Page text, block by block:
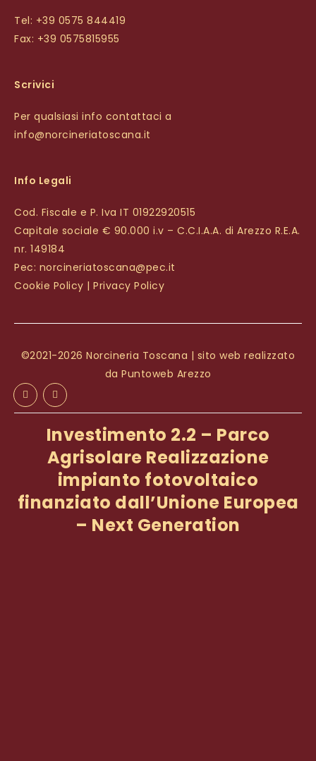
Tel: +39 0575 844419
Fax: +39 0575815955
Scrivici
Per qualsiasi info contattaci a
info@norcineriatoscana.it
Info Legali
Cod. Fiscale e P. Iva IT 01922920515
Capitale sociale € 90.000 i.v – C.C.I.A.A. di Arezzo R.E.A.
nr. 149184
Pec: norcineriatoscana@pec.it
Cookie Policy | Privacy Policy
©2021-2026 Norcineria Toscana | sito web realizzato
da Puntoweb Arezzo
Investimento 2.2 – Parco
Agrisolare Realizzazione
impianto fotovoltaico
finanziato dall’Unione Europea
– Next Generation